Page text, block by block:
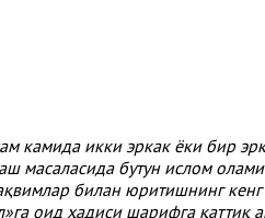
камида икки эркак ёки бир
масаласида бутун ислом
билан юритишнинг
оид ҳадиси шарифга